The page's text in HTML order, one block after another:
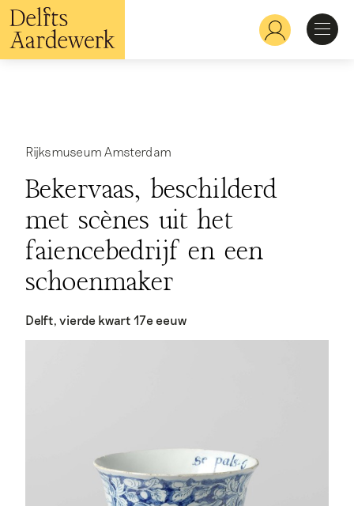
Overslaan
en
naar
de
Hoofdnavigatie
Bekijken
Verdiepen
Rijksmuseum Amsterdam
Bekervaas, beschilderd
met scènes uit het
faiencebedrijf en een
schoenmaker
Delft, vierde kwart 17e eeuw